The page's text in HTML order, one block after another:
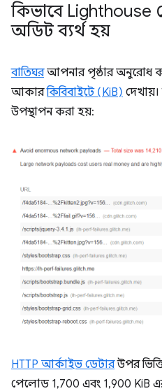
কিভাবে Lighthouse
অডিট ব্যর্থ হয়
বাতিঘরআপনার পৃষ্ঠার অনুরোধ
আকারকিবিবাইটে (KiB)
উপস্থাপন করা হয়:
HTTP আর্কাইভ ডেটারউপর
পেলোড 1,700 এবং 1,900 KiB এর